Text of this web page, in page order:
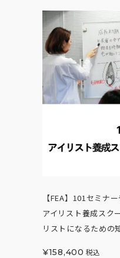
【FEA】101セミナ
アイリスト養成スク
リストになるための
¥158,400 税込